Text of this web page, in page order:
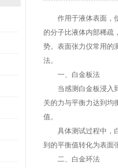
作用于液体表面，使
的分子比液体内部稀疏
势。表面张力仪常用的
法。
一、白金板法
当感测白金板浸入到
关的力与平衡力达到均
值。
具体测试过程中，白
到的平衡值转化为表面
二、白金环法